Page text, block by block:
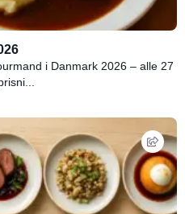
i Danmark 2026 – alle 27